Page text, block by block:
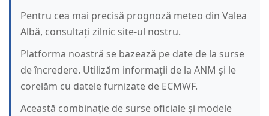
Pentru cea mai precisă prognoză meteo din Valea
Albă, consultați zilnic site-ul nostru.
Platforma noastră se bazează pe date de la surse
de încredere. Utilizăm informații de la ANM și le
corelăm cu datele furnizate de ECMWF.
Această combinație de surse oficiale și modele